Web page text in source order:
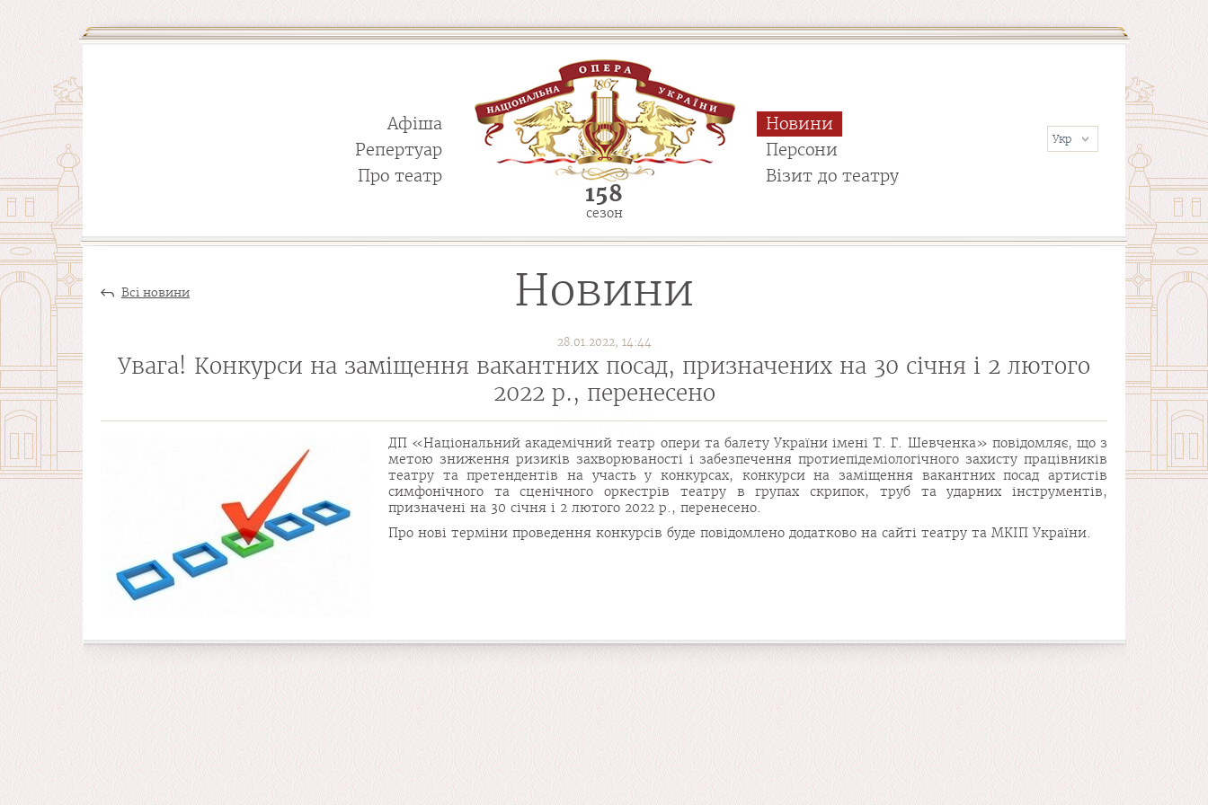
Афіша
Репертуар
Про театр
Новини
Персони
Візит до театру
158
сезон
Всі новини Новини
28.01.2022, 14:44
Увага! Конкурси на заміщення вакантних посад, призначених на 30 січня і 2 лютого
2022 р., перенесено
ДП «Національний академічний театр опери та балету України імені Т. Г. Шевченка» повідомляє, що з
метою зниження ризиків захворюваності і забезпечення протиепідеміологічного захисту працівників
театру та претендентів на участь у конкурсах, конкурси на заміщення вакантних посад артистів
симфонічного та сценічного оркестрів театру в групах скрипок, труб та ударних інструментів,
призначені на 30 січня і 2 лютого 2022 р., перенесено.
Про нові терміни проведення конкурсів буде повідомлено додатково на сайті театру та МКІП України.